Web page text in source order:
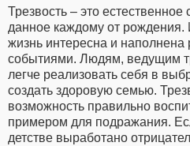
Трезвость – это естественное
данное каждому от рождения.
жизнь интересна и
событиями. Людям, ведущим
легче реализовать себя в
создать здоровую семью.
возможность правильно
примером для подражания.
детстве выработано